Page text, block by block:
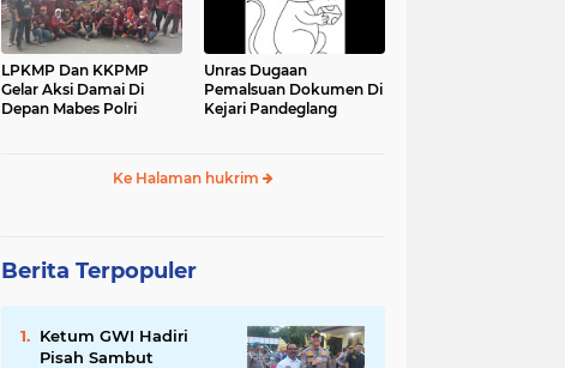
LPKMP Dan KKPMP
Gelar Aksi Damai Di
Depan Mabes Polri
Unras Dugaan
Pemalsuan Dokumen Di
Kejari Pandeglang
Ke Halaman hukrim
Berita Terpopuler
Ketum GWI Hadiri
Pisah Sambut